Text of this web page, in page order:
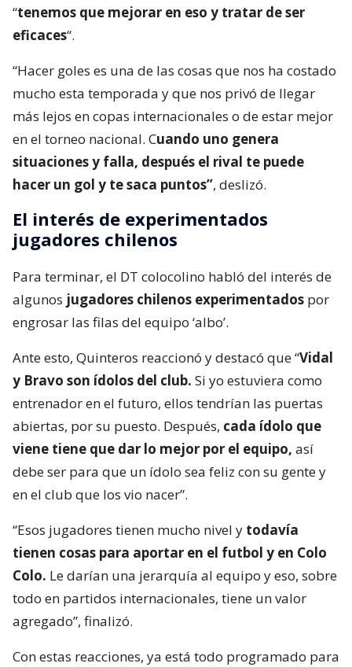
“tenemos que mejorar en eso y tratar de ser
eficaces“.
“Hacer goles es una de las cosas que nos ha costado
mucho esta temporada y que nos privó de llegar
más lejos en copas internacionales o de estar mejor
en el torneo nacional. Cuando uno genera
situaciones y falla, después el rival te puede
hacer un gol y te saca puntos”, deslizó.
El interés de experimentados
jugadores chilenos
Para terminar, el DT colocolino habló del interés de
algunos jugadores chilenos experimentados por
engrosar las filas del equipo ‘albo’.
Ante esto, Quinteros reaccionó y destacó que “Vidal
y Bravo son ídolos del club. Si yo estuviera como
entrenador en el futuro, ellos tendrían las puertas
abiertas, por su puesto. Después, cada ídolo que
viene tiene que dar lo mejor por el equipo, así
debe ser para que un ídolo sea feliz con su gente y
en el club que los vio nacer”.
“Esos jugadores tienen mucho nivel y todavía
tienen cosas para aportar en el futbol y en Colo
Colo. Le darían una jerarquía al equipo y eso, sobre
todo en partidos internacionales, tiene un valor
agregado”, finalizó.
Con estas reacciones, ya está todo programado para